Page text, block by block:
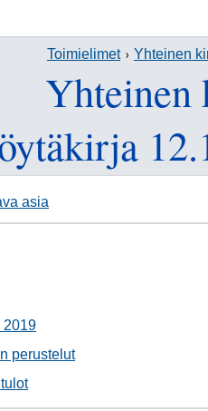
Toimielimet Yhteinen
Yhteinen
asia
2019
perustelut